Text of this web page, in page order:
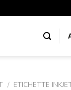
/ ETICHETTE